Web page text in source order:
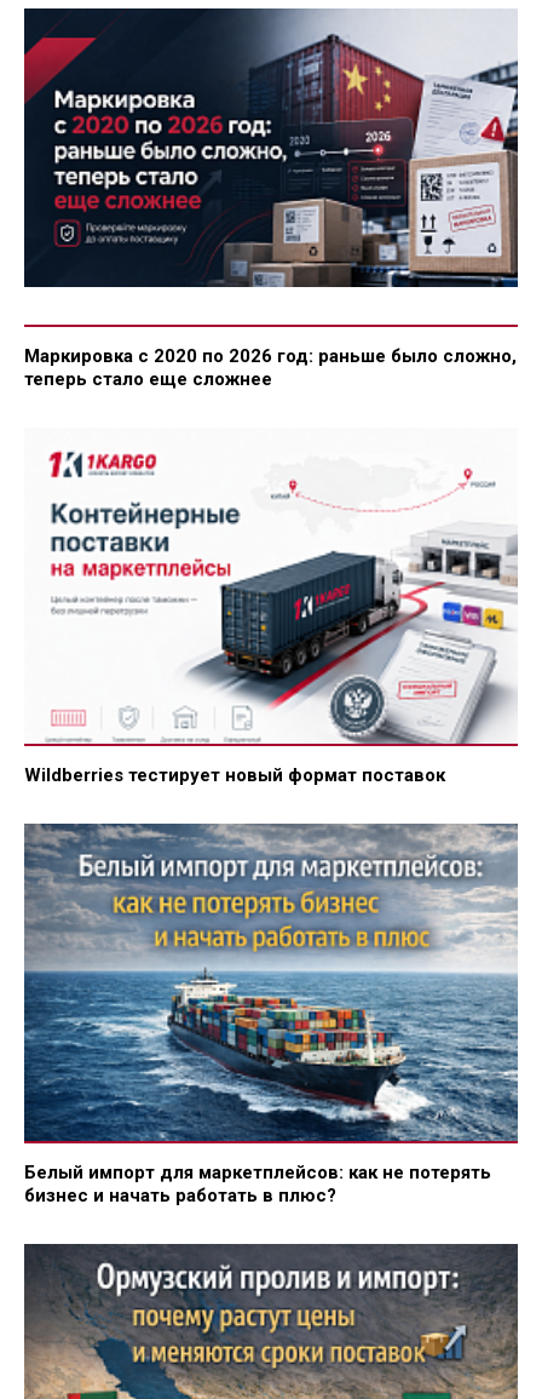
Маркировка с 2020 по 2026 год: раньше было сложно,
теперь стало еще сложнее
Wildberries тестирует новый формат поставок
Белый импорт для маркетплейсов: как не потерять
бизнес и начать работать в плюс?